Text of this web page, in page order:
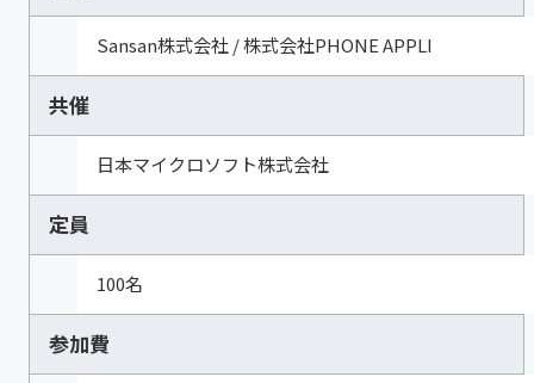
Sansan株式会社 / 株式会社PHONE APPLI
共催
日本マイクロソフト株式会社
定員
100名
参加費